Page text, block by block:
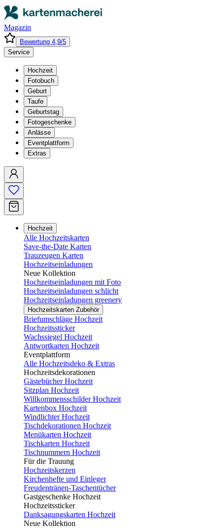
Magazin
Bewertung 4,9/5
Service
Hochzeit
Fotobuch
Geburt
Taufe
Geburtstag
Fotogeschenke
Anlässe
Eventplattform
Extras
Hochzeit
Alle Hochzeitskarten
Save-the-Date Karten
Trauzeugen Karten
Hochzeitseinladungen
Neue Kollektion
Hochzeitseinladungen mit Foto
Hochzeitseinladungen schlicht
Hochzeitseinladungen greenery
Hochzeitskarten Zubehör
Briefumschläge Hochzeit
Hochzeitssticker
Wachssiegel Hochzeit
Antwortkarten Hochzeit
Eventplattform
Alle Hochzeitsdeko & Extras
Hochzeitsdekorationen
Gästebücher Hochzeit
Sitzplan Hochzeit
Willkommensschilder Hochzeit
Kartenbox Hochzeit
Windlichter Hochzeit
Tischdekorationen Hochzeit
Menükarten Hochzeit
Tischkarten Hochzeit
Tischnummern Hochzeit
Für die Trauung
Hochzeitskerzen
Kirchenhefte und Einleger
Freudentränen-Taschentücher
Gastgeschenke Hochzeit
Hochzeitssticker
Danksagungskarten Hochzeit
Neue Kollektion